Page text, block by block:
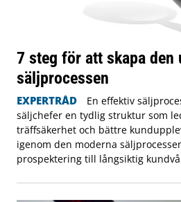
7 steg för att skapa den
säljprocessen
EXPERTRÅD
En effektiv
säljchefer en tydlig struktur som
träffsäkerhet och bättre
igenom den moderna
prospektering till långsiktig